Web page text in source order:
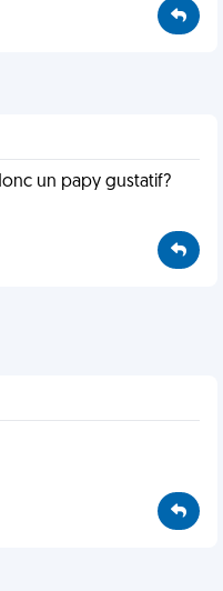
un papy gustatif?